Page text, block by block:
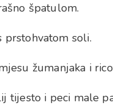
špatulom.
prstohvatom soli.
žumanjaka i
tijesto i peci male